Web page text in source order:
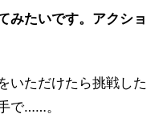
たいです。アクショ
いただけたら挑戦した
で……。